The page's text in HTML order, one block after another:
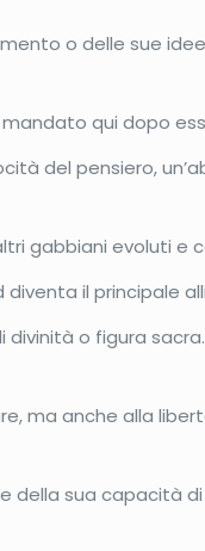
o delle sue
qui dopo
del pensiero,
gabbiani evoluti e
il principale
o figura
ma anche alla
della sua capacità